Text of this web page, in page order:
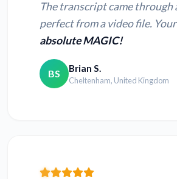
The transcript came through
perfect from a video file.
absolute MAGIC!
BS Brian S.
Cheltenham, United Kingdom